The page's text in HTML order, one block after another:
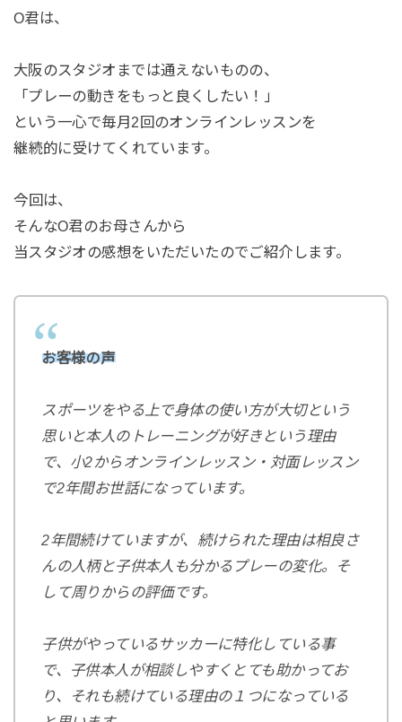
O君は、
大阪のスタジオまでは通えないものの、
「プレーの動きをもっと良くしたい！」
という一心で毎月2回のオンラインレッスンを
⁡継続的に受けてくれています。
⁡今回は、
そんなO君のお母さんから
当スタジオの感想をいただいたのでご紹介します。⁡
お客様の声⁡
スポーツをやる上で身体の使い方が大切という
思いと本人のトレーニングが好きという理由
で、小2からオンラインレッスン・対面レッスン
で2年間お世話になっています。
2年間続けていますが、続けられた理由は相良さ
んの人柄と子供本人も分かるプレーの変化。そ
して周りからの評価です。
子供がやっているサッカーに特化している事
で、
子供本人が相談しやすくとても助かってお
り、
それも続けている理由の１つになっている